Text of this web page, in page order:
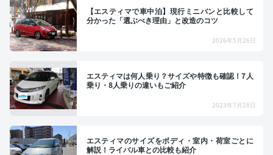
【エスティマで車中泊】現行ミニバンと比較して
分かった「選ぶべき理由」と改造のコツ
2026年5月26日
エスティマは何人乗り？サイズや特徴も確認！7人
乗り・8人乗りの違いもご紹介
2023年7月28日
エスティマのサイズをボディ・室内・荷室ごとに
解説！ライバル車との比較も紹介